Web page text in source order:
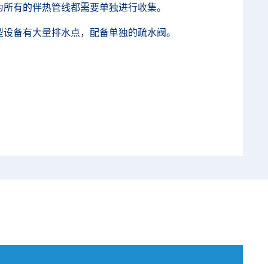
有的伴热管线都需要单独进行收集。
备有大量排水点，配备单独的疏水阀。